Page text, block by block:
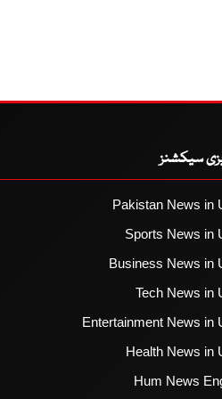
سیکشنز
Pakistan News in
Sports News in
Business News in
Tech News in
Entertainment News in
Health News in
Hum News